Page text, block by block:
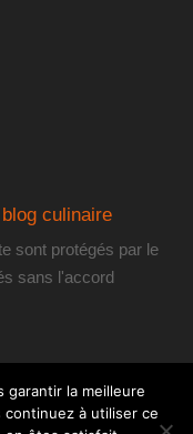
culinaire
sont protégés par le
sans l'accord
garantir la meilleure
à utiliser ce